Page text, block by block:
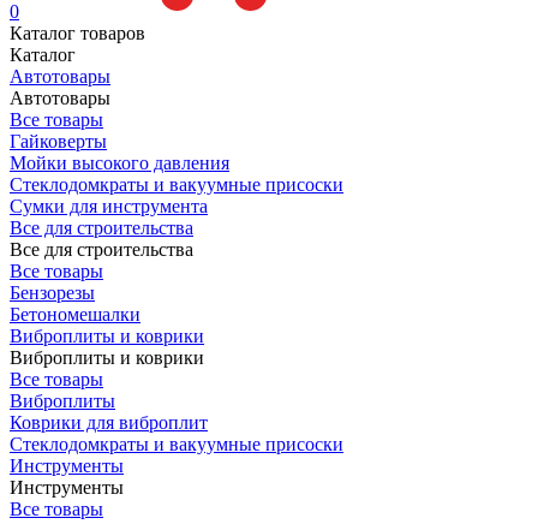
0
Каталог товаров
Каталог
Автотовары
Автотовары
Все товары
Гайковерты
Мойки высокого давления
Стеклодомкраты и вакуумные присоски
Сумки для инструмента
Все для строительства
Все для строительства
Все товары
Бензорезы
Бетономешалки
Виброплиты и коврики
Виброплиты и коврики
Все товары
Виброплиты
Коврики для виброплит
Стеклодомкраты и вакуумные присоски
Инструменты
Инструменты
Все товары